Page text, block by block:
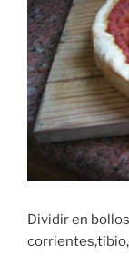
Dividir en